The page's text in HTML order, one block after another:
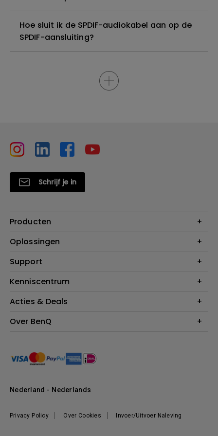
Hoe sluit ik de SPDIF-audiokabel aan op de
SPDIF-aansluiting?
Schrijf je in
Producten
Projectoren
Verlichting
Speakers
Oplossingen
Education
Support
Contact
BenQ Shop - FAQ
BenQ Shop - Retourneren
Kenniscentrum
Blog
Acties & Deals
Evenementen & Promoties
Over BenQ
Management
Nieuws
Werken bij BenQ
Privacy Policy Over Cookies Invoer/Uitvoer Naleving
Nederland - Nederlands